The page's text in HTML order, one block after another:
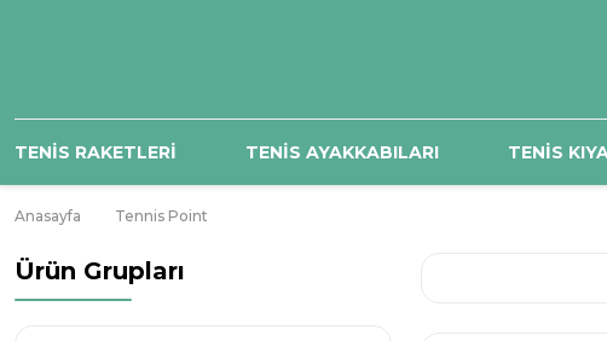
TENİS RAKETLERİ TENİS AYAKKABILARI TENİS
Anasayfa Tennis Point
Ürün Grupları